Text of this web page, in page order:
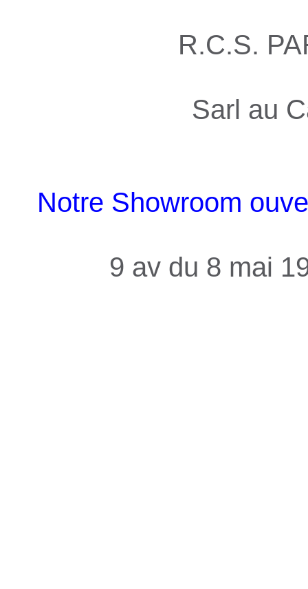
R.C.S.
Sarl au
Notre Showroom
9 av du 8 mai